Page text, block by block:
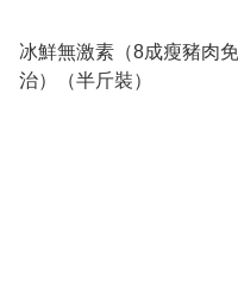
冰鮮無激素（8成瘦豬肉免
治）（半斤裝）